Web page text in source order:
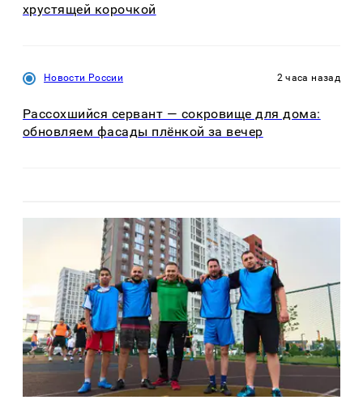
хрустящей корочкой
Новости России 2 часа назад
Рассохшийся сервант — сокровище для дома:
обновляем фасады плёнкой за вечер